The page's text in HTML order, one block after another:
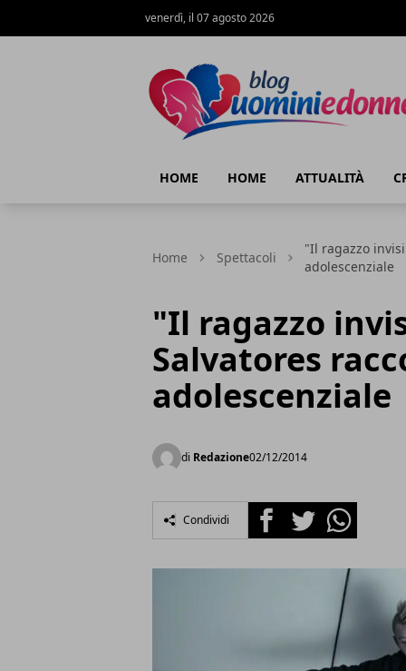
venerdì, il 07 agosto 2026
HOME HOME ATTUALITÀ
Home Spettacoli
"Il ragazzo
adolescenziale
"Il ragazzo
Salvatores
adolescenziale
di Redazione02/12/2014
Condividi FacebookTwitterWhatsapp